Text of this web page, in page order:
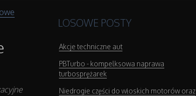
LOSOWE POSTY
Akcje techniczne aut
PBTurbo - kompelksowa naprawa
turbosprężarek
Niedrogie części do włoskich motorów oraz